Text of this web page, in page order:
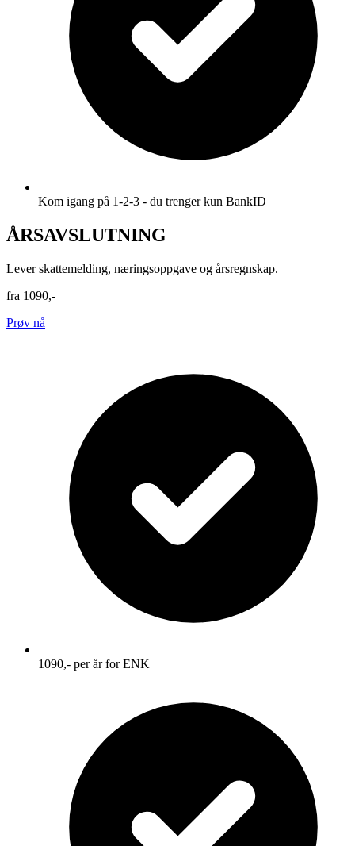
Kom igang på 1-2-3 - du trenger kun BankID
ÅRSAVSLUTNING
Lever skattemelding, næringsoppgave og årsregnskap.
fra 1090,-
Prøv nå
1090,- per år for ENK